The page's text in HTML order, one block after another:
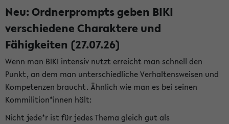
Neu: Ordnerprompts geben BIKI
verschiedene Charaktere und
Fähigkeiten (27.07.26)
Wenn man BIKI intensiv nutzt erreicht man schnell den
Punkt, an dem man unterschiedliche Verhaltensweisen und
Kompetenzen braucht. Ähnlich wie man es bei seinen
Kommilition*innen hält:
Nicht jede*r ist für jedes Thema gleich gut als